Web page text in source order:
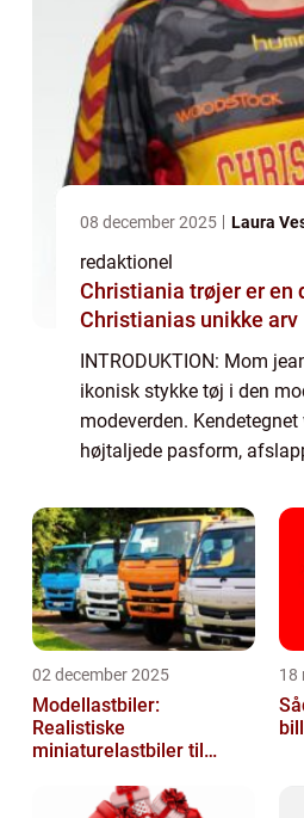
08 december 2025 Laura
redaktionel
Christiania trøjer er en
Christianias unikke arv
INTRODUKTION: Mom
ikonisk stykke tøj i den
modeverden. Kendetegnet
højtaljede pasform,
popularitet blandt kvinder
denne artikel vil...
02 december 2025
Modellastbiler:
Realistiske
miniaturelastbiler til
18